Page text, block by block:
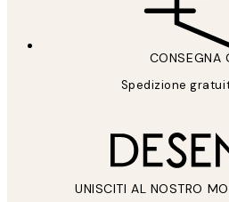
CONSEGNA
Spedizione
UNISCITI AL NOSTRO